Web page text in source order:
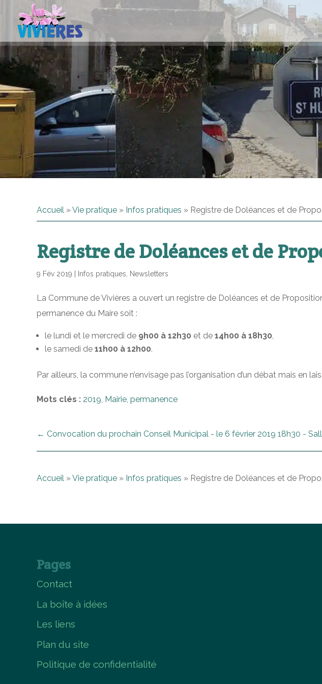
Accueil »Vie pratique » Infos pratiques » Registre de Doléances et de
Registre de Doléances et de
9 Fév 2019 Infos pratiques Newsletters
La Commune de Vivières a ouvert un registre de Doléances et de
permanence du Maire soit :
le lundi et le mercredi de 9h00 à 12h30 et de 14h00 à 18h30,
le samedi de 11h00 à 12h00.
Par ailleurs, la commune n’envisage pas l’organisation d’un débat mais en
Mots clés : 2019, Mairie, permanence
← Convocation du prochain Conseil Municipal - le 6 février 2019 18h30 -
Accueil »Vie pratique » Infos pratiques » Registre de Doléances et de
Pages
Contact
La boîte à idées
Les liens
Plan du site
Politique de confidentialité